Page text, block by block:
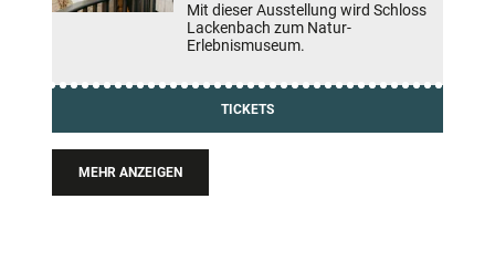
Mit dieser Ausstellung wird Schloss
Lackenbach zum Natur-
Erlebnismuseum.
TICKETS
MEHR ANZEIGEN